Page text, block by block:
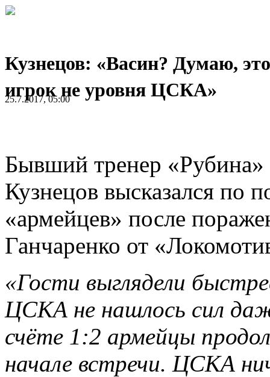
Кузнецов: «Васин? Думаю, это
игрок не уровня ЦСКА»
25.7.2017, 05:00
Бывший тренер
Кузнецов высказался по
«армейцев» после
Ганчаренко от
«Гости выглядели
ЦСКА не нашлось сил
счёте 1:2 армейцы
начале встречи. ЦСКА